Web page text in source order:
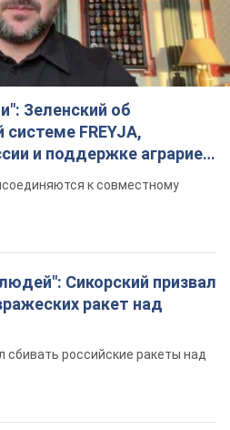
Сикорский призвал
ракет над
российские ракеты над
с помощью дрона по
море у Одессы:
российские террористы
по судну